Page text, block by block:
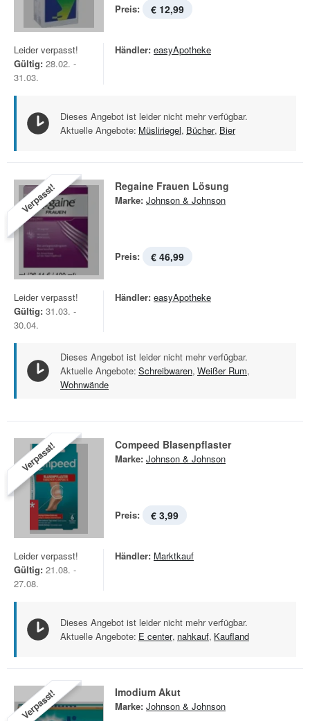
Preis: € 12,99
Leider verpasst!
Gültig: 28.02. -
31.03.
Händler: easyApotheke
Dieses Angebot ist leider nicht mehr verfügbar.
Aktuelle Angebote: Müsliriegel, Bücher, Bier
Verpasst! Regaine Frauen Lösung
Marke: Johnson & Johnson
Preis: € 46,99
Leider verpasst!
Gültig: 31.03. -
30.04.
Händler: easyApotheke
Dieses Angebot ist leider nicht mehr verfügbar.
Aktuelle Angebote: Schreibwaren, Weißer Rum,
Wohnwände
Verpasst! Compeed Blasenpflaster
Marke: Johnson & Johnson
Preis: € 3,99
Leider verpasst!
Gültig: 21.08. -
27.08.
Händler: Marktkauf
Dieses Angebot ist leider nicht mehr verfügbar.
Aktuelle Angebote: E center, nahkauf, Kaufland
Verpasst! Imodium Akut
Marke: Johnson & Johnson